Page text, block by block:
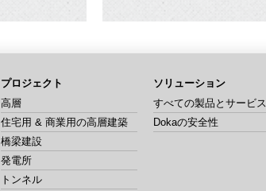
プロジェクト
高層
住宅用 & 商業用の高層建築
橋梁建設
発電所
トンネル
ソリューション
すべての製品とサービス
Dokaの安全性